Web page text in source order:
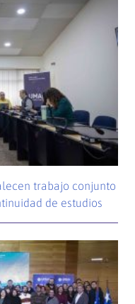
trabajo conjunto
de estudios